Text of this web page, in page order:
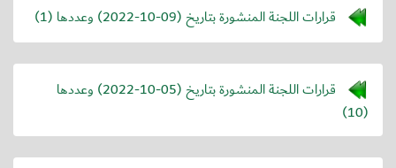
قرارات اللجنة المنشورة بتاريخ (2022-10-09) وعددها (1)
قرارات اللجنة المنشورة بتاريخ (2022-10-05) وعددها
(10)